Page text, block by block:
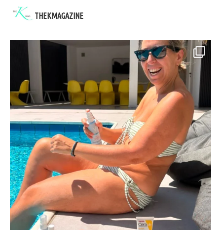
THEKMAGAZINE